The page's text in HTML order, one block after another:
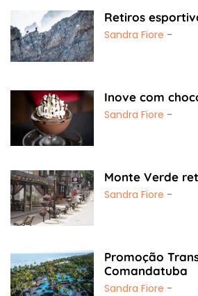
Retiros
Sandra Fiore -
Inove com
Sandra Fiore -
Monte Verde
Sandra Fiore -
Promoção
Comandatuba
Sandra Fiore -